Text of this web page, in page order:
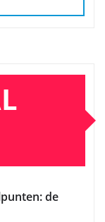
de